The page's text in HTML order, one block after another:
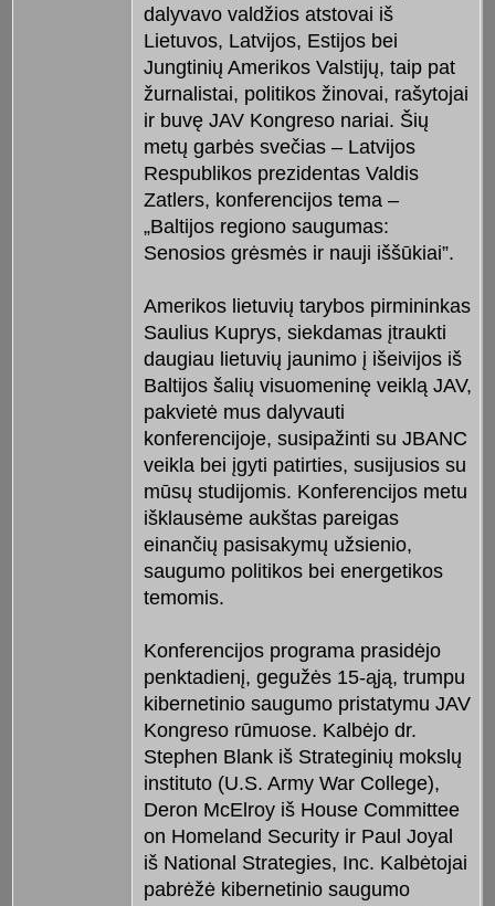
dalyvavo valdžios atstovai iš
Lietuvos, Latvijos, Estijos bei
Jungtinių Amerikos Valstijų, taip pat
žurnalistai, politikos žinovai, rašytojai
ir buvę JAV Kongreso nariai. Šių
metų garbės svečias – Latvijos
Respublikos prezidentas Valdis
Zatlers, konferencijos tema –
„Baltijos regiono saugumas:
Senosios grėsmės ir nauji iššūkiai”.
Amerikos lietuvių tarybos pirmininkas
Saulius Kuprys, siekdamas įtraukti
daugiau lietuvių jaunimo į išeivijos iš
Baltijos šalių visuomeninę veiklą JAV,
pakvietė mus dalyvauti
konferencijoje, susipažinti su JBANC
veikla bei įgyti patirties, susijusios su
mūsų studijomis. Konferencijos metu
išklausėme aukštas pareigas
einančių pasisakymų užsienio,
saugumo politikos bei energetikos
temomis.
Konferencijos programa prasidėjo
penktadienį, gegužės 15-ąją, trumpu
kibernetinio saugumo pristatymu JAV
Kongreso rūmuose. Kalbėjo dr.
Stephen Blank iš Strateginių mokslų
instituto (U.S. Army War College),
Deron McElroy iš House Committee
on Homeland Security ir Paul Joyal
iš National Strategies, Inc. Kalbėtojai
pabrėžė kibernetinio saugumo